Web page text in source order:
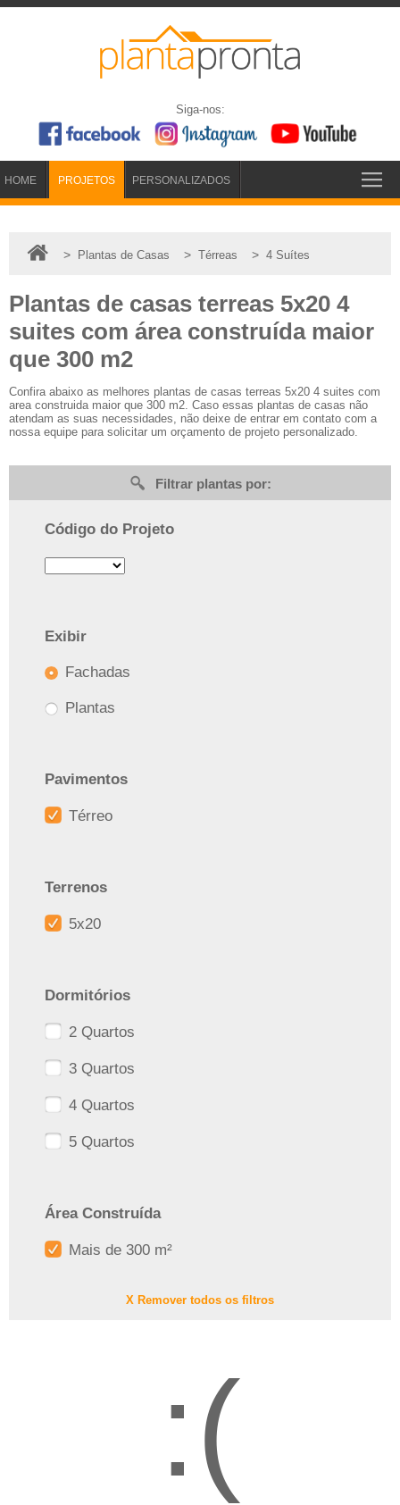
Siga-nos:
HOME PROJETOS PERSONALIZADOS
> Plantas de Casas > Térreas > 4 Suítes
Plantas de casas terreas 5x20 4
suites com área construída maior
que 300 m2
Confira abaixo as melhores plantas de casas terreas 5x20 4 suites com
area construida maior que 300 m2. Caso essas plantas de casas não
atendam as suas necessidades, não deixe de entrar em contato com a
nossa equipe para solicitar um orçamento de projeto personalizado.
Filtrar plantas por:
Código do Projeto
Exibir
Fachadas
Plantas
Pavimentos
Térreo
Terrenos
5x20
Dormitórios
2 Quartos
3 Quartos
4 Quartos
5 Quartos
Área Construída
Mais de 300 m²
X Remover todos os filtros
:(